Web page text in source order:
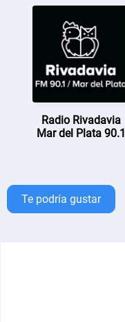
Radio Rivadavia
Mar del Plata 90.1
Te podría gustar